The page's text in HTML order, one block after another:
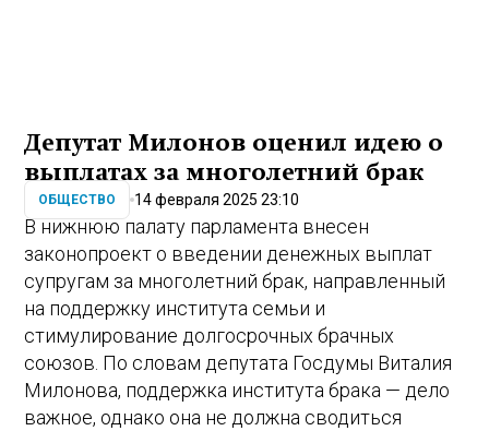
Депутат Милонов оценил идею о
выплатах за многолетний брак
ОБЩЕСТВО 14 февраля 2025 23:10
В нижнюю палату парламента внесен
законопроект о введении денежных выплат
супругам за многолетний брак, направленный
на поддержку института семьи и
стимулирование долгосрочных брачных
союзов. По словам депутата Госдумы Виталия
Милонова, поддержка института брака — дело
важное, однако она не должна сводиться